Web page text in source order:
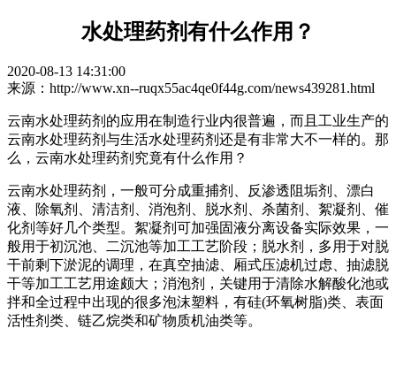
水处理药剂有什么作用？
2020-08-13 14:31:00
来源：http://www.xn--ruqx55ac4qe0f44g.com/news439281.html
云南水处理药剂的应用在制造行业内很普遍，而且工业生产的
云南水处理药剂与生活水处理药剂还是有非常大不一样的。那
么，云南水处理药剂究竟有什么作用？
云南水处理药剂，一般可分成重捕剂、反渗透阻垢剂、漂白
液、除氧剂、清洁剂、消泡剂、脱水剂、杀菌剂、絮凝剂、催
化剂等好几个类型。絮凝剂可加强固液分离设备实际效果，一
般用于初沉池、二沉池等加工工艺阶段；脱水剂，多用于对脱
干前剩下淤泥的调理，在真空抽滤、厢式压滤机过虑、抽滤脱
干等加工工艺用途颇大；消泡剂，关键用于清除水解酸化池或
拌和全过程中出现的很多泡沫塑料，有硅(环氧树脂)类、表面
活性剂类、链乙烷类和矿物质机油类等。